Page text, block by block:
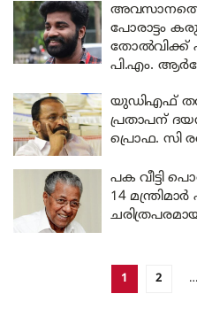
പോരാട്ടം
തോൽവിക്ക്
പി.എം.
യുഡിഎഫ്
പ്രതാപന്
പ്രൊഫ. സി
പക വീട്ടി
14
1 2 …